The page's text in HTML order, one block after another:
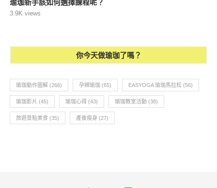
瑜珈新手該如何選擇課程呢？
3.9K views
你今天做瑜珈了嗎？
瑜珈動作圖解 (266) 孕婦瑜珈 (65) EASYOGA 瑜珈馬拉松 (56)
瑜珈影片 (45) 瑜珈心得 (43) 瑜珈教室活動 (38)
旅遊景點美食 (35) 產後瘦身 (27)